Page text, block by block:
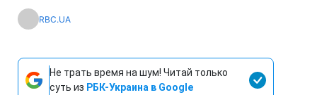
RBC.UA
Не трать время на шум! Читай только
суть из РБК-Украина в Google